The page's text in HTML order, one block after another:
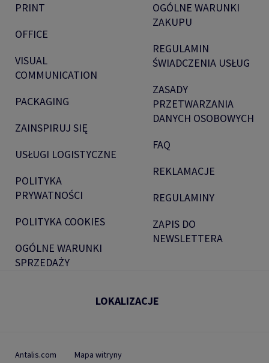
PRINT
OFFICE
VISUAL
COMMUNICATION
PACKAGING
ZAINSPIRUJ SIĘ
USŁUGI LOGISTYCZNE
POLITYKA
PRYWATNOŚCI
POLITYKA COOKIES
OGÓLNE WARUNKI
SPRZEDAŻY
OGÓLNE WARUNKI
ZAKUPU
REGULAMIN
ŚWIADCZENIA USŁUG
ZASADY
PRZETWARZANIA
DANYCH OSOBOWYCH
FAQ
REKLAMACJE
REGULAMINY
ZAPIS DO
NEWSLETTERA
LOKALIZACJE
Antalis.com Mapa witryny